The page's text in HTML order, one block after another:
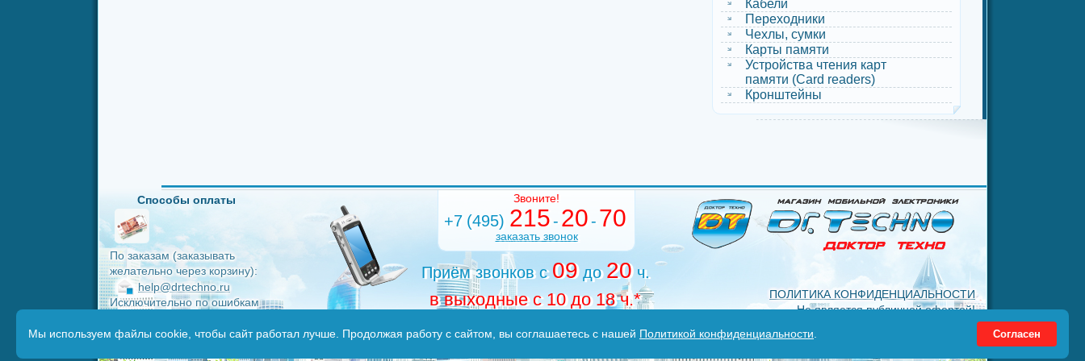
Мы используем файлы cookie, чтобы сайт работал лучше. Продолжая работу с сайтом, вы соглашаетесь с нашей Политикой конфиденциальности Согласен
Кабели
Переходники
Чехлы, сумки
Карты памяти
Устройства чтения карт
памяти (Card readers)
Кронштейны
Способы оплаты
По заказам (заказывать
желательно через корзину):
help@drtechno.ru
Исключительно по ошибкам
drtechno-ru
Звоните!
+7 (495) 215- 20- 70
заказать звонок
Приём звонков с09до20ч.
в выходные с 10 до 18 ч.*
ПОЛИТИКА КОНФИДЕНЦИАЛЬНОСТИ
Не является публичной офертой!